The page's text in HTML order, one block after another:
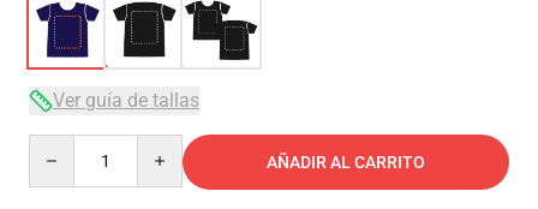
Ver guía de tallas
AÑADIR AL CARRITO